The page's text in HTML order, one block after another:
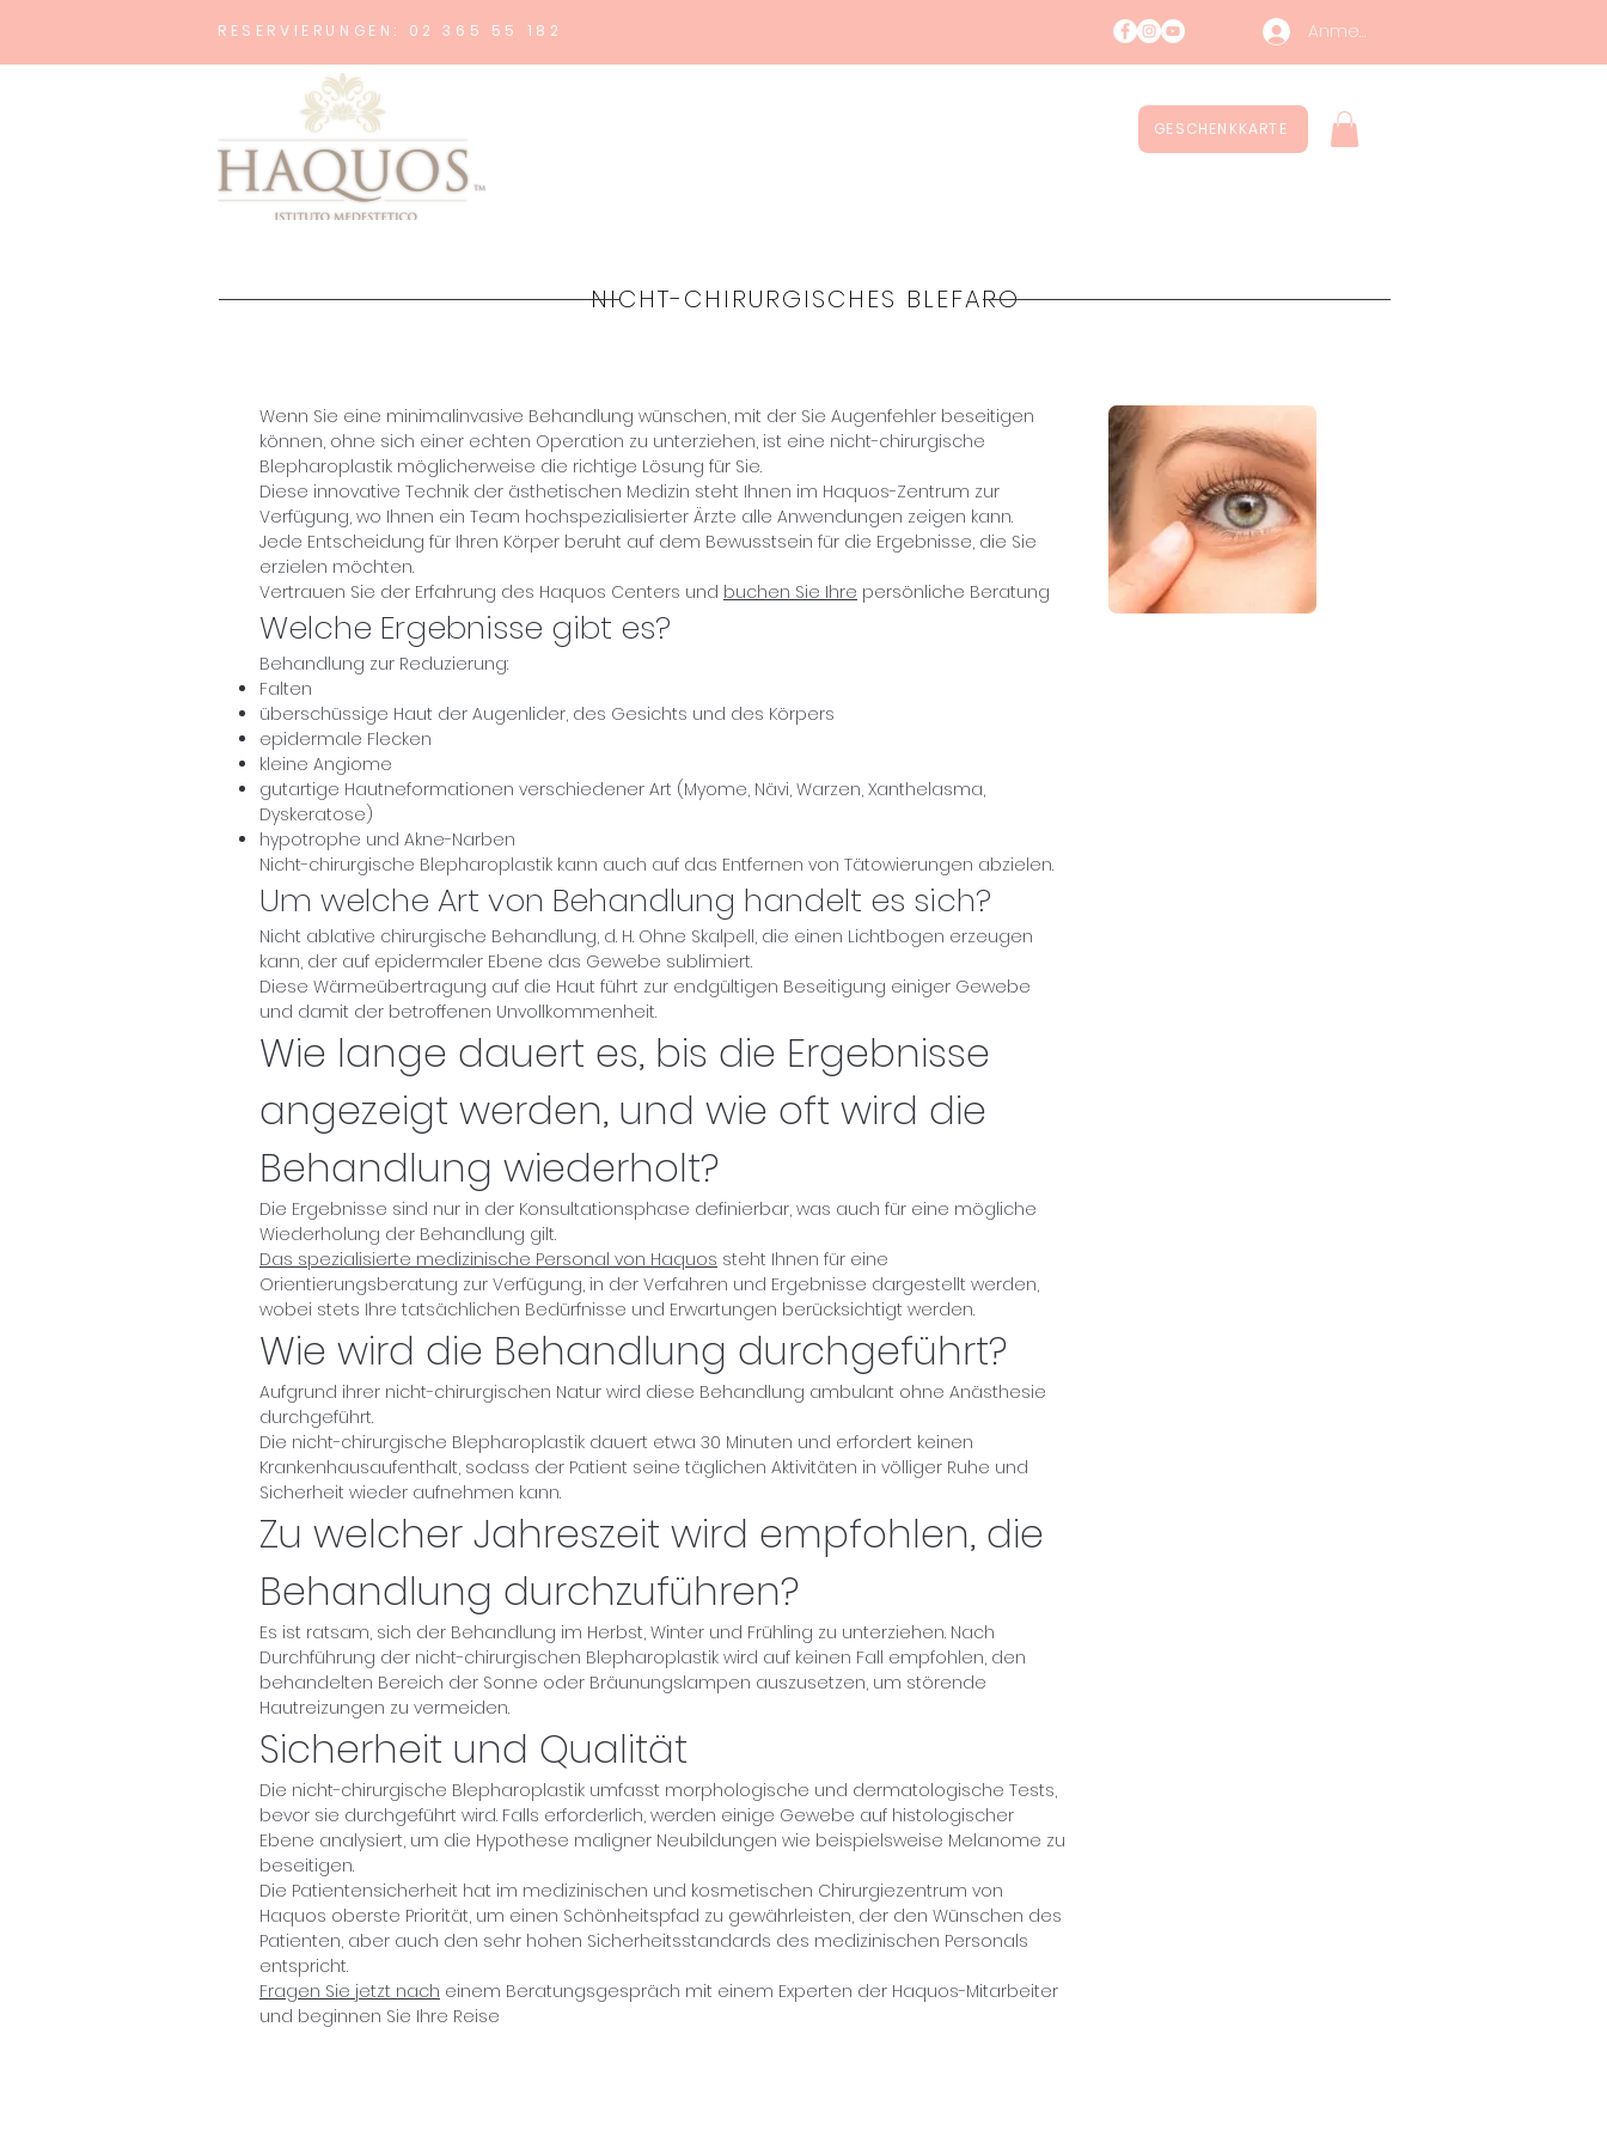
RESERVIERUNGEN: 02 365 55 182 Anmelden
GESCHENKKARTE
NICHT-CHIRURGISCHES BLEFARO
Wenn Sie eine minimalinvasive Behandlung wünschen, mit der Sie Augenfehler beseitigen
können, ohne sich einer echten Operation zu unterziehen, ist eine nicht-chirurgische
Blepharoplastik möglicherweise die richtige Lösung für Sie.
Diese innovative Technik der ästhetischen Medizin steht Ihnen im Haquos-Zentrum zur
Verfügung, wo Ihnen ein Team hochspezialisierter Ärzte alle Anwendungen zeigen kann.
Jede Entscheidung für Ihren Körper beruht auf dem Bewusstsein für die Ergebnisse, die Sie
erzielen möchten.
Vertrauen Sie der Erfahrung des Haquos Centers und buchen Sie Ihre persönliche Beratung
Welche Ergebnisse gibt es?
Behandlung zur Reduzierung:
Falten
überschüssige Haut der Augenlider, des Gesichts und des Körpers
epidermale Flecken
kleine Angiome
gutartige Hautneformationen verschiedener Art (Myome, Nävi, Warzen, Xanthelasma,
Dyskeratose)
hypotrophe und Akne-Narben
Nicht-chirurgische Blepharoplastik kann auch auf das Entfernen von Tätowierungen abzielen.
Um welche Art von Behandlung handelt es sich?
Nicht ablative chirurgische Behandlung, d. H. Ohne Skalpell, die einen Lichtbogen erzeugen
kann, der auf epidermaler Ebene das Gewebe sublimiert.
Diese Wärmeübertragung auf die Haut führt zur endgültigen Beseitigung einiger Gewebe
und damit der betroffenen Unvollkommenheit.
Wie lange dauert es, bis die Ergebnisse
angezeigt werden, und wie oft wird die
Behandlung wiederholt?
Die Ergebnisse sind nur in der Konsultationsphase definierbar, was auch für eine mögliche
Wiederholung der Behandlung gilt.
Das spezialisierte medizinische Personal von Haquos steht Ihnen für eine
Orientierungsberatung zur Verfügung, in der Verfahren und Ergebnisse dargestellt werden,
wobei stets Ihre tatsächlichen Bedürfnisse und Erwartungen berücksichtigt werden.
Wie wird die Behandlung durchgeführt?
Aufgrund ihrer nicht-chirurgischen Natur wird diese Behandlung ambulant ohne Anästhesie
durchgeführt.
Die nicht-chirurgische Blepharoplastik dauert etwa 30 Minuten und erfordert keinen
Krankenhausaufenthalt, sodass der Patient seine täglichen Aktivitäten in völliger Ruhe und
Sicherheit wieder aufnehmen kann.
Zu welcher Jahreszeit wird empfohlen, die
Behandlung durchzuführen?
Es ist ratsam, sich der Behandlung im Herbst, Winter und Frühling zu unterziehen. Nach
Durchführung der nicht-chirurgischen Blepharoplastik wird auf keinen Fall empfohlen, den
behandelten Bereich der Sonne oder Bräunungslampen auszusetzen, um störende
Hautreizungen zu vermeiden.
Sicherheit und Qualität
Die nicht-chirurgische Blepharoplastik umfasst morphologische und dermatologische Tests,
bevor sie durchgeführt wird. Falls erforderlich, werden einige Gewebe auf histologischer
Ebene analysiert, um die Hypothese maligner Neubildungen wie beispielsweise Melanome zu
beseitigen.
Die Patientensicherheit hat im medizinischen und kosmetischen Chirurgiezentrum von
Haquos oberste Priorität, um einen Schönheitspfad zu gewährleisten, der den Wünschen des
Patienten, aber auch den sehr hohen Sicherheitsstandards des medizinischen Personals
entspricht.
Fragen Sie jetzt nach einem Beratungsgespräch mit einem Experten der Haquos-Mitarbeiter
und beginnen Sie Ihre Reise